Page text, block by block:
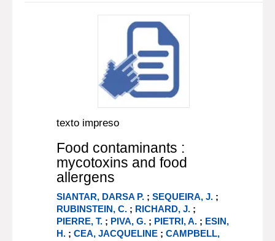
texto impreso
Food contaminants :
mycotoxins and food
allergens
SIANTAR, DARSA P. ;SEQUEIRA, J. ;
RUBINSTEIN, C. ; RICHARD, J. ;
PIERRE, T. ; PIVA, G. ; PIETRI, A. ; ESIN,
H. ;CEA, JACQUELINE ;CAMPBELL,